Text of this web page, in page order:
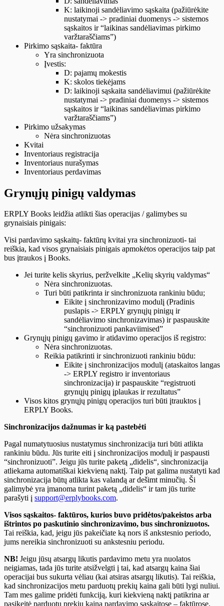
K: laikinoji sandėliavimo sąskaita (pažiūrėkite
nustatymai -> pradiniai duomenys -> sistemos
sąskaitos ir “laikinas sandėliavimas pirkimo
varžtaraščiams”)
Pirkimo sąskaita- faktūra
Yra sinchronizuota
Įvestis:
D: pajamų mokestis
K: skolos tiekėjams
D: laikinoji sąskaita sandėliavimui (pažiūrėkite
nustatymai -> pradiniai duomenys -> sistemos
sąskaitos ir “laikinas sandėliavimas pirkimo
varžtaraščiams”)
Pirkimo užsakymas
Nėra sinchronizuotas
Kvitai
Inventoriaus registracija
Inventoriaus nurašymas
Inventoriaus perdavimas
Grynųjų pinigų valdymas
ERPLY Books leidžia atlikti šias operacijas / galimybes su
grynaisiais pinigais:
Visi pardavimo sąskaitų- faktūrų kvitai yra sinchronizuoti- tai
reiškia, kad visos grynaisiais pinigais apmokėtos operacijos taip pat
bus įtraukos į Books.
Jei turite kelis skyrius, peržvelkite „Kelių skyrių valdymas“
Nėra sinchronizuotas.
Turi būti patikrinta ir sinchronizuota rankiniu būdu;
Eikite į sinchronizavimo modulį (Pradinis
puslapis -> ERPLY grynųjų pinigų ir
sandėliavimo sinchronizavimas) ir paspauskite
“sinchronizuoti pankaviimised”
Grynųjų pinigų gavimo ir atidavimo operacijos iš registro:
Nėra sinchronizuotas.
Reikia patikrinti ir sinchronizuoti rankiniu būdu:
Eikite į sinchronizacijos modulį (ataskaitos langas
-> ERPLY registro ir inventoriaus
sinchronizacija) ir paspauskite “registruoti
grynųjų pinigų įplaukas ir rezultatus”
Visos kitos grynųjų pinigų operacijos turi būti įtrauktos į
ERPLY Books.
Sinchronizacijos dažnumas ir ką pastebėti
Pagal numatytuosius nustatymus sinchronizacija turi būti atlikta
rankiniu būdu. Jūs turite eiti į sinchronizacijos modulį ir paspausti
“sinchronizuoti”. Jeigu jūs turite paketą „didelis“, sinchronizacija
atliekama automatiškai kiekvieną naktį. Taip pat galima nustatyti kad
sinchronizacija būtų atlikta kas valandą ar dešimt minučių. Ši
galimybė yra įmanoma turint paketą „didelis“ ir tam jūs turite
parašyti į support@erplybooks.com.
Visos sąskaitos- faktūros, kurios buvo pridėtos/pakeistos arba
ištrintos po paskutinio sinchronizavimo, bus sinchronizuotos.
Tai reiškia, kad, jeigu jūs pakeičiate ką nors iš ankstesnio periodo,
jums nereikia sinchronizuoti su ankstesniu periodu.
NB! Jeigu jūsų atsargų likutis pardavimo metu yra nuolatos
neigiamas, tada jūs turite atsižvelgti į tai, kad atsargų kaina šiai
operacijai bus sukurta vėliau (kai atsiras atsargų likutis). Tai reiškia,
kad sinchronizacijos metu parduotų prekių kaina gali būti lygi nuliui.
Tam mes galime pridėti funkciją, kuri kiekvieną naktį patikrina ar
pasikeitė parduotų prekių kaina pardavimo sąskaitose – faktūrose,